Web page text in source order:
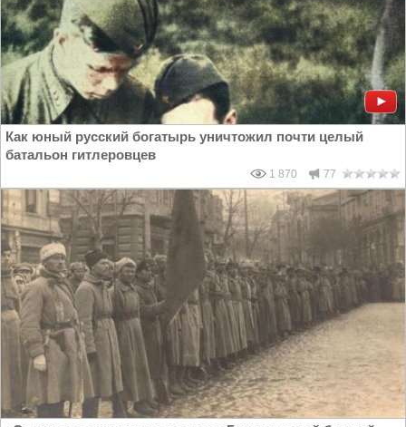
Как юный русский богатырь уничтожил почти целый
батальон гитлеровцев
1 870 77